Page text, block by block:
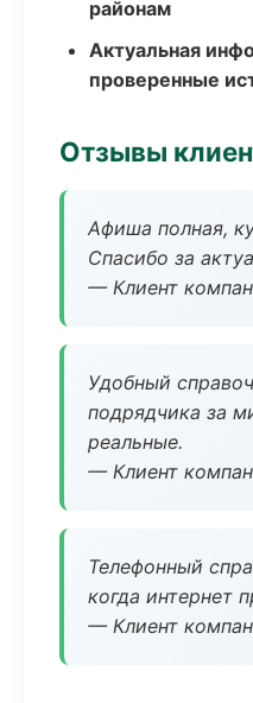
районам
Актуальная
проверенные
Отзывы
Афиша полная,
Спасибо за
— Клиент
Удобный
подрядчика за
реальные.
— Клиент
Телефонный
когда интернет
— Клиент